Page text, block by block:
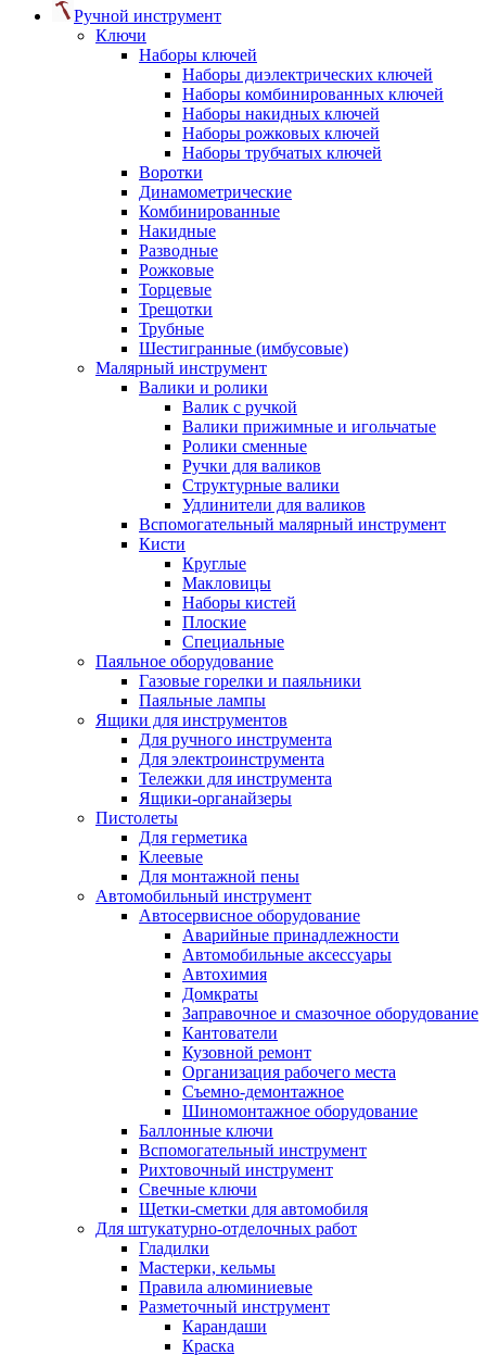
Ручной инструмент
Ключи
Наборы ключей
Наборы диэлектрических ключей
Наборы комбинированных ключей
Наборы накидных ключей
Наборы рожковых ключей
Наборы трубчатых ключей
Воротки
Динамометрические
Комбинированные
Накидные
Разводные
Рожковые
Торцевые
Трещотки
Трубные
Шестигранные (имбусовые)
Малярный инструмент
Валики и ролики
Валик с ручкой
Валики прижимные и игольчатые
Ролики сменные
Ручки для валиков
Структурные валики
Удлинители для валиков
Вспомогательный малярный инструмент
Кисти
Круглые
Макловицы
Наборы кистей
Плоские
Специальные
Паяльное оборудование
Газовые горелки и паяльники
Паяльные лампы
Ящики для инструментов
Для ручного инструмента
Для электроинструмента
Тележки для инструмента
Ящики-органайзеры
Пистолеты
Для герметика
Клеевые
Для монтажной пены
Автомобильный инструмент
Автосервисное оборудование
Аварийные принадлежности
Автомобильные аксессуары
Автохимия
Домкраты
Заправочное и смазочное оборудование
Кантователи
Кузовной ремонт
Организация рабочего места
Съемно-демонтажное
Шиномонтажное оборудование
Баллонные ключи
Вспомогательный инструмент
Рихтовочный инструмент
Свечные ключи
Щетки-сметки для автомобиля
Для штукатурно-отделочных работ
Гладилки
Мастерки, кельмы
Правила алюминиевые
Разметочный инструмент
Карандаши
Краска